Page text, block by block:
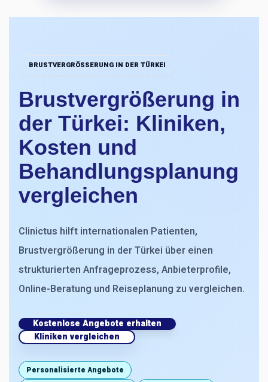
BRUSTVERGRÖSSERUNG IN DER TÜRKEI
Brustvergrößerung in
der Türkei: Kliniken,
Kosten und
Behandlungsplanung
vergleichen
Clinictus hilft internationalen Patienten,
Brustvergrößerung in der Türkei über einen
strukturierten Anfrageprozess, Anbieterprofile,
Online-Beratung und Reiseplanung zu vergleichen.
Kostenlose Angebote erhalten
Kliniken vergleichen
Personalisierte Angebote